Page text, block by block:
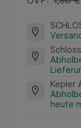
Kepler
heute